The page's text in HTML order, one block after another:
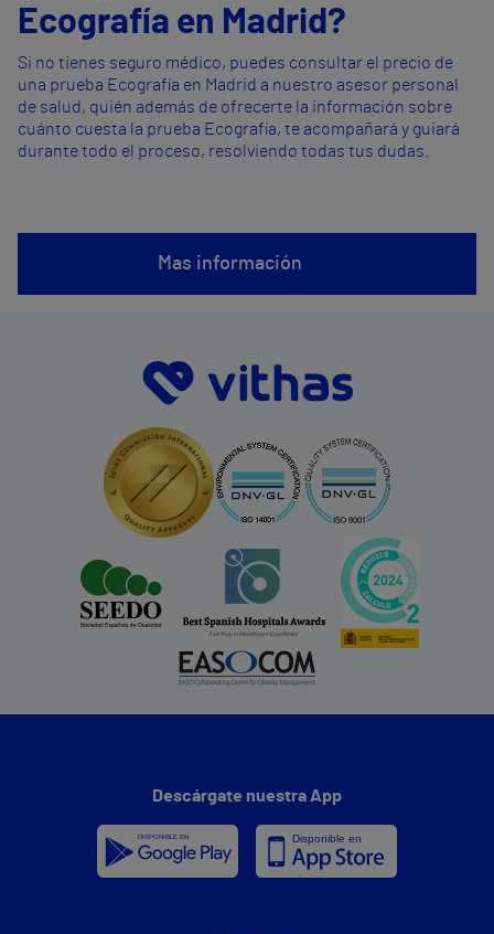
Ecografía en Madrid?
Si no tienes seguro médico, puedes consultar el precio de
una prueba Ecografía en Madrid a nuestro asesor personal
de salud, quién además de ofrecerte la información sobre
cuánto cuesta la prueba Ecografía, te acompañará y guiará
durante todo el proceso, resolviendo todas tus dudas.
Mas información
Descárgate nuestra App